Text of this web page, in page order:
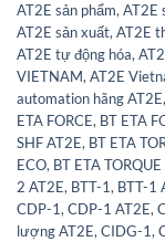
AT2E sản phẩm,AT2E
AT2E sản xuất,AT2E
AT2E tự động hóa,
VIETNAM,AT2E
automation hãng AT2E,
ETA FORCE, BT ETA
SHF AT2E, BT ETA
ECO, BT ETA
2 AT2E, BTT-1, BTT-1
CDP-1,CDP-1 AT2E,
lượng AT2E,CIDG-1,